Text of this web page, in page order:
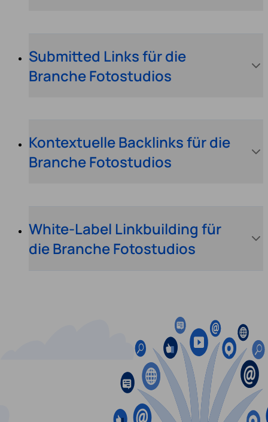
Submitted Links für die
Branche Fotostudios
Kontextuelle Backlinks für die
Branche Fotostudios
White-Label Linkbuilding für
die Branche Fotostudios